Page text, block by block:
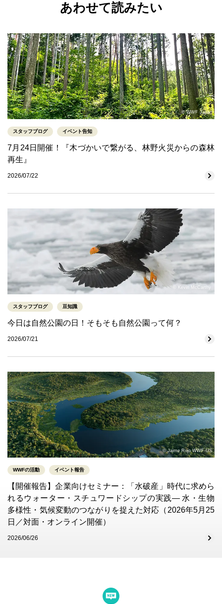
あわせて読みたい
© WWF Japan
スタッフブログ イベント告知
7月24日開催！『木づかいで繋がる、林野火災からの森林
再生』
2026/07/22
© Kevin McCarthy
スタッフブログ 豆知識
今日は自然公園の日！そもそも自然公園って何？
2026/07/21
© Jaime Rojo WWF-US
WWFの活動 イベント報告
【開催報告】企業向けセミナー：「水破産」時代に求めら
れるウォーター・スチュワードシップの実践― 水・生物
多様性・気候変動のつながりを捉えた対応（2026年5月25
日／対面・オンライン開催）
2026/06/26